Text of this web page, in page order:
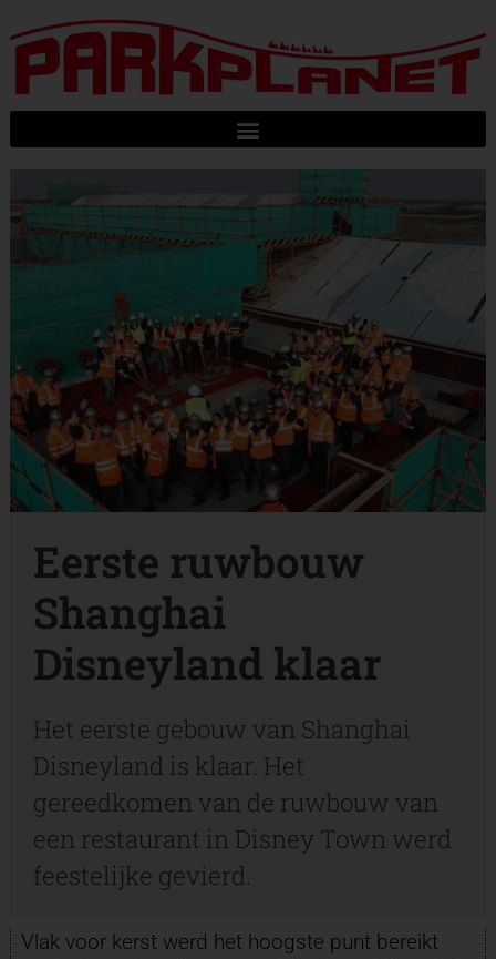
Eerste ruwbouw
Shanghai
Disneyland klaar
Het eerste gebouw van Shanghai
Disneyland is klaar. Het
gereedkomen van de ruwbouw van
een restaurant in Disney Town werd
feestelijke gevierd.
Vlak voor kerst werd het hoogste punt bereikt